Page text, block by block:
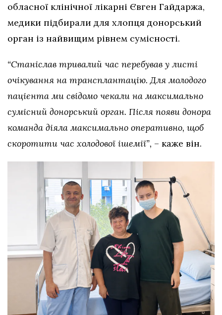
обласної клінічної лікарні Євген Гайдаржа,
медики підбирали для хлопця донорський
орган із найвищим рівнем сумісності.
“Станіслав тривалий час перебував у листі
очікування на трансплантацію. Для молодого
пацієнта ми свідомо чекали на максимально
сумісний донорський орган. Після появи донора
команда діяла максимально оперативно, щоб
скоротити час холодової ішемії”, – каже він.